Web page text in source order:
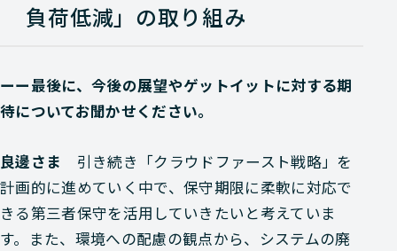
負荷低減」の取り組み
ーー最後に、今後の展望やゲットイットに対する期
待についてお聞かせください。
良邊さま 引き続き「クラウドファースト戦略」を
計画的に進めていく中で、保守期限に柔軟に対応で
きる第三者保守を活用していきたいと考えていま
す。また、環境への配慮の観点から、システムの廃